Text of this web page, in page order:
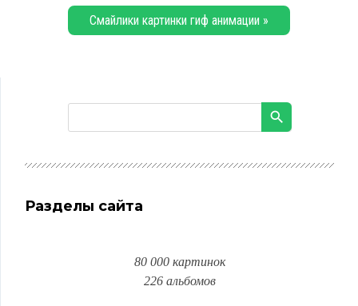
Смайлики картинки гиф анимации »
Разделы сайта
80 000 картинок
226 альбомов